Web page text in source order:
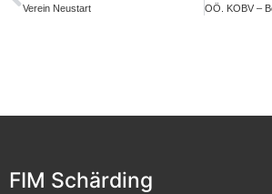
Verein Neustart
FIM Schärding